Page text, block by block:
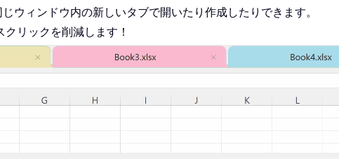
ウィンドウ内の新しいタブで開いたり作成したりできます。
リックを削減します！